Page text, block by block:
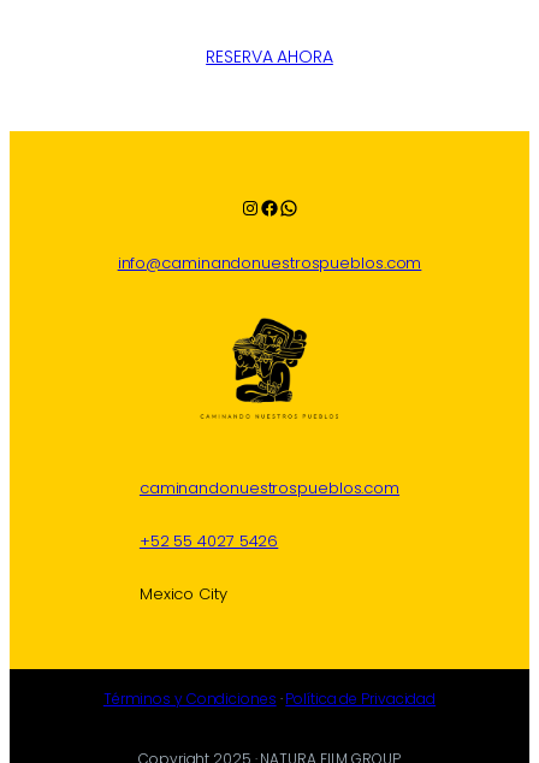
RESERVA AHORA
InstagramFacebook WhatsApp
info@caminandonuestrospueblos.com
caminandonuestrospueblos.com
+52 55 4027 5426
Mexico City
Términos y Condiciones ·Política de Privacidad
Copyright 2025 · NATURA FILM GROUP